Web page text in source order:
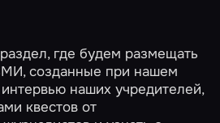
где будем размещать
созданные при нашем
интервью наших учредителей,
квестов от